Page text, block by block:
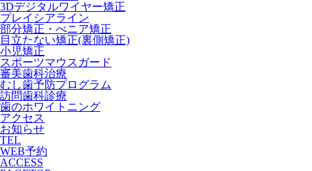
3Dデジタルワイヤー矯正
プレイシアライン
部分矯正・べニア矯正
目立たない矯正(裏側矯正)
小児矯正
スポーツマウスガード
審美歯科治療
むし歯予防プログラム
訪問歯科診療
歯のホワイトニング
アクセス
お知らせ
TEL
WEB予約
ACCESS